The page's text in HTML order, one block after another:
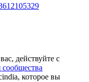
действуйте с
сообщества
которое вы